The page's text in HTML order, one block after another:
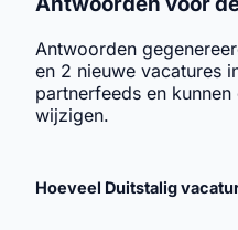
Antwoorden
en 2 nieuwe vacatures
partnerfeeds en
wijzigen.
Hoeveel Duitstalig